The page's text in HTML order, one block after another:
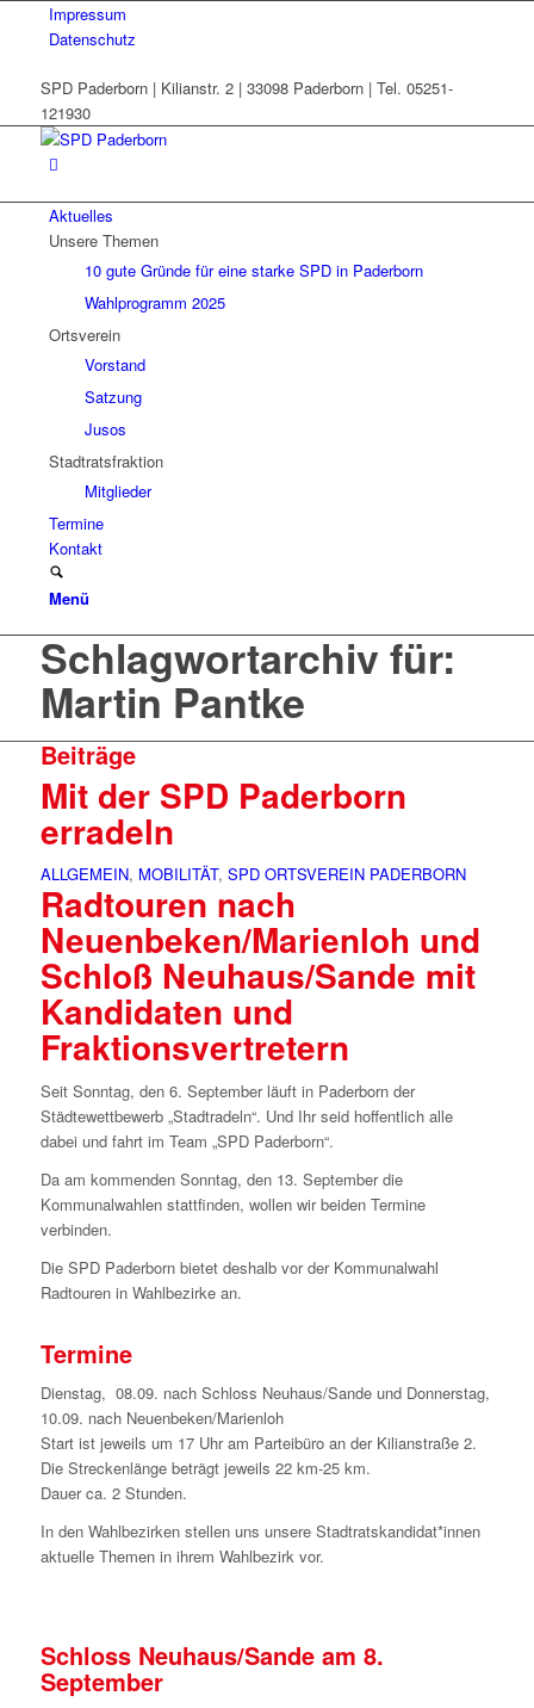
Impressum
Datenschutz
SPD Paderborn | Kilianstr. 2 | 33098 Paderborn | Tel. 05251-
121930
Aktuelles
Unsere Themen
10 gute Gründe für eine starke SPD in Paderborn
Wahlprogramm 2025
Ortsverein
Vorstand
Satzung
Jusos
Stadtratsfraktion
Mitglieder
Termine
Kontakt
Menü
Schlagwortarchiv für:
Martin Pantke
Beiträge
Mit der SPD Paderborn
erradeln
ALLGEMEIN, MOBILITÄT, SPD ORTSVEREIN PADERBORN
Radtouren nach
Neuenbeken/Marienloh und
Schloß Neuhaus/Sande mit
Kandidaten und
Fraktionsvertretern
Seit Sonntag, den 6. September läuft in Paderborn der
Städtewettbewerb „Stadtradeln“. Und Ihr seid hoffentlich alle
dabei und fahrt im Team „SPD Paderborn“.
Da am kommenden Sonntag, den 13. September die
Kommunalwahlen stattfinden, wollen wir beiden Termine
verbinden.
Die SPD Paderborn bietet deshalb vor der Kommunalwahl
Radtouren in Wahlbezirke an.
Termine
Dienstag, 08.09. nach Schloss Neuhaus/Sande und Donnerstag,
10.09. nach Neuenbeken/Marienloh
Start ist jeweils um 17 Uhr am Parteibüro an der Kilianstraße 2.
Die Streckenlänge beträgt jeweils 22 km-25 km.
Dauer ca. 2 Stunden.
In den Wahlbezirken stellen uns unsere Stadtratskandidat*innen
aktuelle Themen in ihrem Wahlbezirk vor.
Schloss Neuhaus/Sande am 8.
September